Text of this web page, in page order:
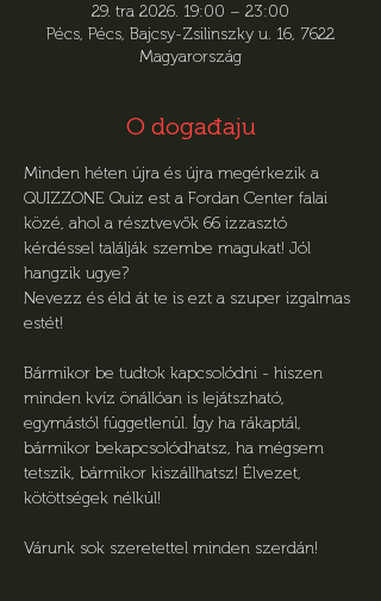
29. tra 2026. 19:00 – 23:00
Pécs, Pécs, Bajcsy-Zsilinszky u. 16, 7622
Magyarország
O događaju
Minden héten újra és újra megérkezik a
QUIZZONE Quiz est a Fordan Center falai
közé, ahol a résztvevők 66 izzasztó
kérdéssel találják szembe magukat! Jól
hangzik ugye?
Nevezz és éld át te is ezt a szuper izgalmas
estét!
Bármikor be tudtok kapcsolódni - hiszen
minden kvíz önállóan is lejátszható,
egymástól függetlenül. Így ha rákaptál,
bármikor bekapcsolódhatsz, ha mégsem
tetszik, bármikor kiszállhatsz! Élvezet,
kötöttségek nélkül!
Várunk sok szeretettel minden szerdán!